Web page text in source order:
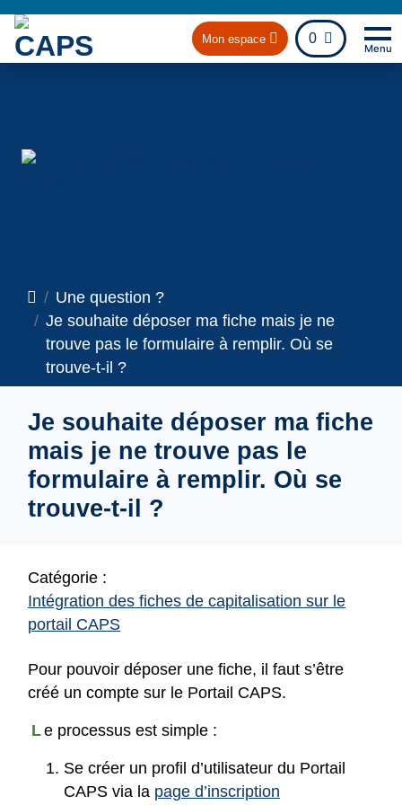
Mon espace 0
fichier
Menu
AccueilUne question ?
Je souhaite déposer ma fiche mais je ne
trouve pas le formulaire à remplir. Où se
trouve-t-il ?
Je souhaite déposer ma fiche
mais je ne trouve pas le
formulaire à remplir. Où se
trouve-t-il ?
Catégorie :
Intégration des fiches de capitalisation sur le
portail CAPS
Pour pouvoir déposer une fiche, il faut s’être
créé un compte sur le Portail CAPS.
Le processus est simple :
Se créer un profil d’utilisateur du Portail
CAPS via la page d’inscription